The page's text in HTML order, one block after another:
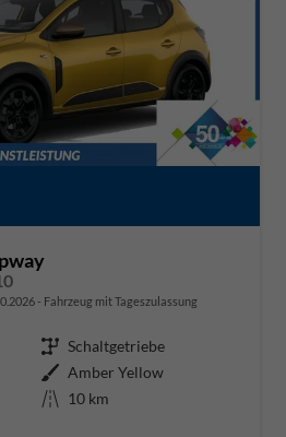
Fahrzeug mit Tageszulassung
Getriebe Schaltgetriebe
Außenfarbe Amber Yellow
Kilometerstand 10 km